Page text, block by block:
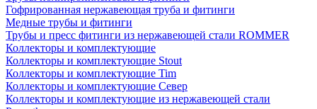
Гофрированная нержавеющая труба и фитинги
Медные трубы и фитинги
Трубы и пресс фитинги из нержавеющей стали ROMMER
Коллекторы и комплектующие
Коллекторы и комплектующие Stout
Коллекторы и комплектующие Tim
Коллекторы и комплектующие Север
Коллекторы и комплектующие из нержавеющей стали